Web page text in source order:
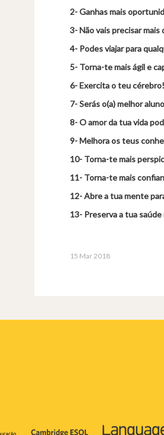
2- Ganhas mais
3- Não vais precisar
4- Podes viajar para
5- Torna-te mais ágil e
6- Exercita o teu cérebro!
7- Serás o(a) melhor
8- O amor da tua vida
9- Melhora os teus
10- Torna-te mais
11- Torna-te mais
12- Abre a tua mente
13- Preserva a tua saúde
15 Mar 2018